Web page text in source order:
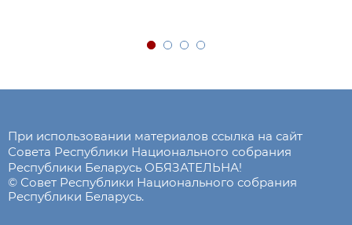
При использовании материалов ссылка на сайт
Совета Республики Национального собрания
Республики Беларусь ОБЯЗАТЕЛЬНА!
© Совет Республики Национального собрания
Республики Беларусь.